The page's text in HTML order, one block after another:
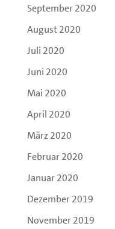
September 2020
August 2020
Juli 2020
Juni 2020
Mai 2020
April 2020
März 2020
Februar 2020
Januar 2020
Dezember 2019
November 2019